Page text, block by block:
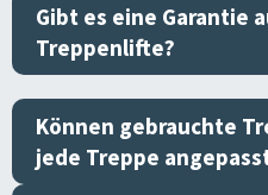
Gibt es eine Garantie
Treppenlifte?
Können gebrauchte
jede Treppe